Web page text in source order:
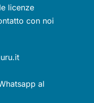
licenze
con noi
al